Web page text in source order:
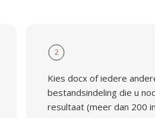
2
Kies docx of iedere
bestandsindeling die u
resultaat (meer dan 200